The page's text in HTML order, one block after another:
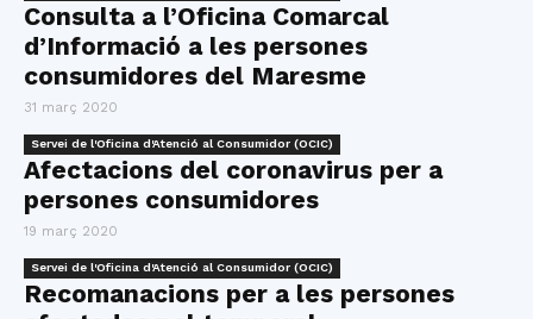
Consulta a l’Oficina Comarcal
d’Informació a les persones
consumidores del Maresme
31 març 2020
Servei de l'Oficina d'Atenció al Consumidor (OCIC)
Afectacions del coronavirus per a
persones consumidores
19 març 2020
Servei de l'Oficina d'Atenció al Consumidor (OCIC)
Recomanacions per a les persones